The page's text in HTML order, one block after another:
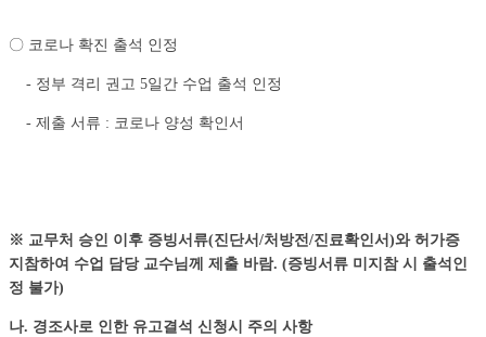
〇 코로나 확진 출석 인정
- 정부 격리 권고 5일간 수업 출석 인정
- 제출 서류 : 코로나 양성 확인서
※ 교무처 승인 이후 증빙서류(진단서 /처방전/진료확인서 )와 허가증
지참하여 수업 담당 교수님께 제출 바람. (증빙서류 미지참 시 출석인
정 불가)
나. 경조사로 인한 유고결석 신청시 주의 사항